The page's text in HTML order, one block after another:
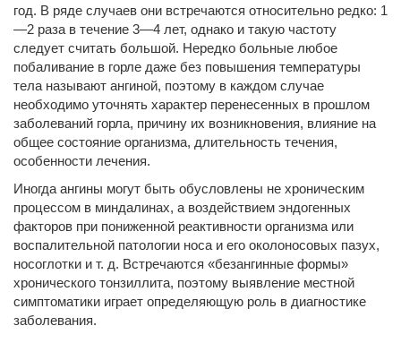
год. В ряде случаев они встречаются относительно редко: 1
—2 раза в течение 3—4 лет, однако и такую частоту
следует считать большой. Нередко больные любое
побаливание в горле даже без повышения температуры
тела называют ангиной, поэтому в каждом случае
необходимо уточнять характер перенесенных в прошлом
заболеваний горла, причину их возникновения, влияние на
общее состояние организма, длительность течения,
особенности лечения.
Иногда ангины могут быть обусловлены не хроническим
процессом в миндалинах, а воздействием эндогенных
факторов при пониженной реактивности организма или
воспалительной патологии носа и его околоносовых пазух,
носоглотки и т. д. Встречаются «безангинные формы»
хронического тонзиллита, поэтому выявление местной
симптоматики играет определяющую роль в диагностике
заболевания.